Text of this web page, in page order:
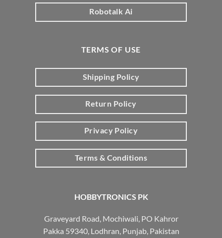
HOBBYTRONICS PK
Graveyard Road, Mochiwali, PO Kahror
Pakka 59340, Lodhran, Punjab, Pakistan
Robotalk Ai
TERMS OF USE
Shipping Policy
Return Policy
Privacy Policy
Terms & Conditions